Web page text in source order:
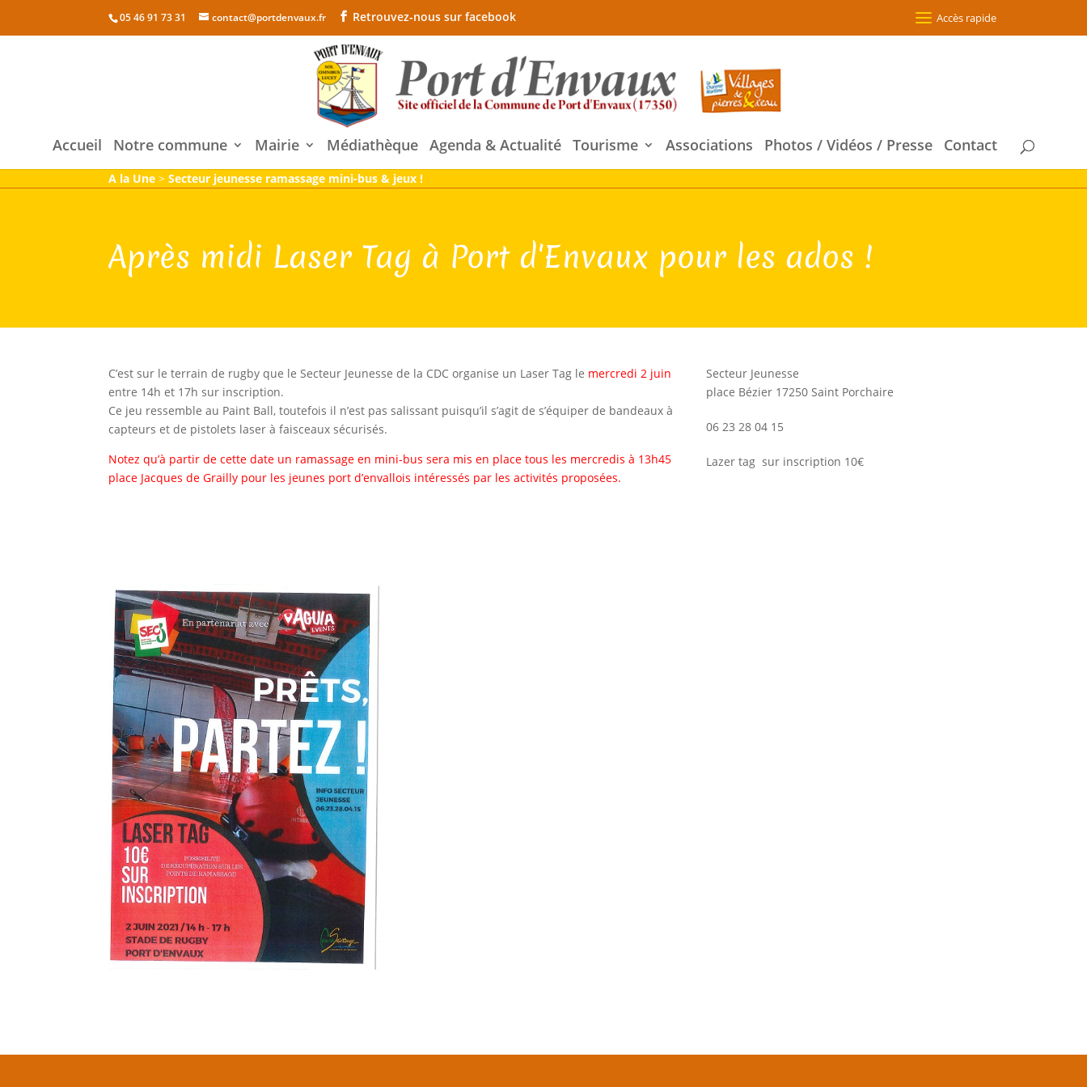
05 46 91 73 31 contact@portdenvaux.fr Retrouvez-nous sur facebook Accès rapide
Accueil Notre commune Mairie Médiathèque Agenda & Actualité Tourisme Associations Photos / Vidéos / Presse Contact
A la Une >Secteur jeunesse ramassage mini-bus & jeux !
Après midi Laser Tag à Port d'Envaux pour les ados !
C’est sur le terrain de rugby que le Secteur Jeunesse de la CDC organise un Laser Tag le mercredi 2 juin
entre 14h et 17h sur inscription.
Ce jeu ressemble au Paint Ball, toutefois il n’est pas salissant puisqu’il s’agit de s’équiper de bandeaux à
capteurs et de pistolets laser à faisceaux sécurisés.
Notez qu’à partir de cette date un ramassage en mini-bus sera mis en place tous les mercredis à 13h45
place Jacques de Grailly pour les jeunes port d’envallois intéressés par les activités proposées.
Secteur Jeunesse
place Bézier 17250 Saint Porchaire
06 23 28 04 15
Lazer tag sur inscription 10€